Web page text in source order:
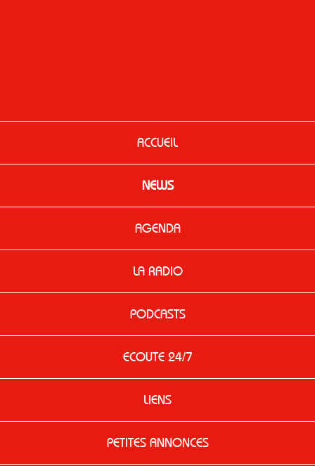
ACCUEIL
NEWS
AGENDA
LA RADIO
PODCASTS
ECOUTE 24/7
LIENS
PETITES ANNONCES